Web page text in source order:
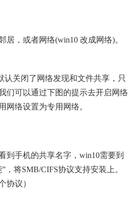
居，或者网络(win10 改成网络)。
认关闭了网络发现和文件共享，只
们可以通过下图的提示去开启网络
网络设置为专用网络。
到手机的共享名字，win10需要到
将SMB/CIFS协议支持安装上。
协议）